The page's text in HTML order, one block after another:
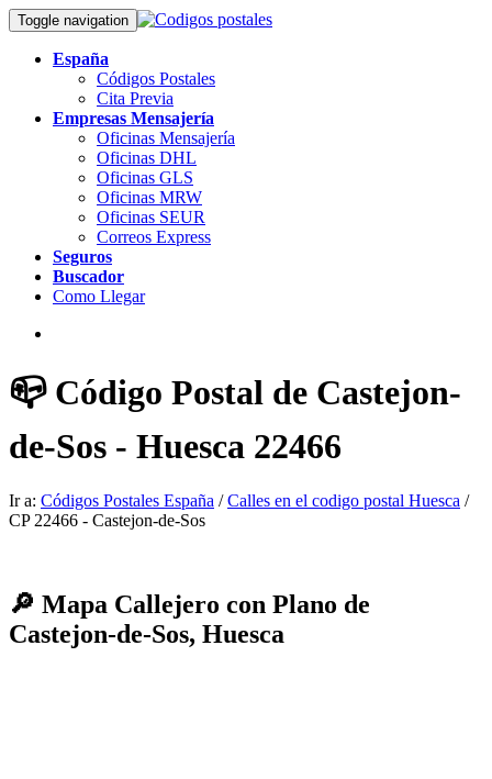
Toggle navigation
España
Códigos Postales
Cita Previa
Empresas Mensajería
Oficinas Mensajería
Oficinas DHL
Oficinas GLS
Oficinas MRW
Oficinas SEUR
Correos Express
Seguros
Buscador
Como Llegar
📪 Código Postal de Castejon-
de-Sos - Huesca 22466
Ir a: Códigos Postales España /Calles en el codigo postal Huesca /
CP 22466 - Castejon-de-Sos
🔎 Mapa Callejero con Plano de
Castejon-de-Sos, Huesca